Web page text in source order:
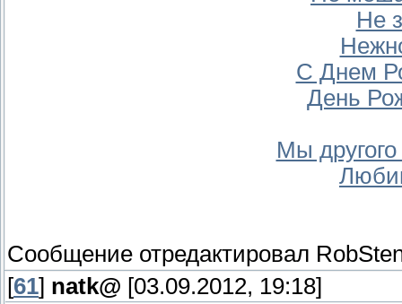
Не
С Днем
День
Мы
Сообщение отредактировал
[61] natk@ [03.09.2012, 19:18]